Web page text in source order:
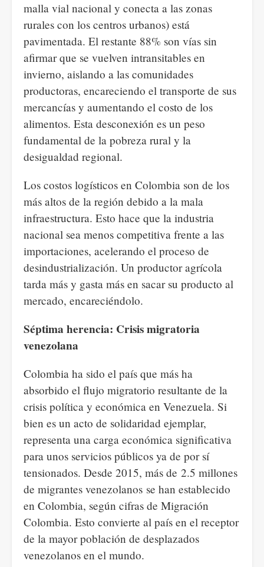
malla vial nacional y conecta a las zonas
rurales con los centros urbanos) está
pavimentada. El restante 88% son vías sin
afirmar que se vuelven intransitables en
invierno, aislando a las comunidades
productoras, encareciendo el transporte de sus
mercancías y aumentando el costo de los
alimentos. Esta desconexión es un peso
fundamental de la pobreza rural y la
desigualdad regional.
Los costos logísticos en Colombia son de los
más altos de la región debido a la mala
infraestructura. Esto hace que la industria
nacional sea menos competitiva frente a las
importaciones, acelerando el proceso de
desindustrialización. Un productor agrícola
tarda más y gasta más en sacar su producto al
mercado, encareciéndolo.
Séptima herencia: Crisis migratoria
venezolana
Colombia ha sido el país que más ha
absorbido el flujo migratorio resultante de la
crisis política y económica en Venezuela. Si
bien es un acto de solidaridad ejemplar,
representa una carga económica significativa
para unos servicios públicos ya de por sí
tensionados. Desde 2015, más de 2.5 millones
de migrantes venezolanos se han establecido
en Colombia, según cifras de Migración
Colombia. Esto convierte al país en el receptor
de la mayor población de desplazados
venezolanos en el mundo.